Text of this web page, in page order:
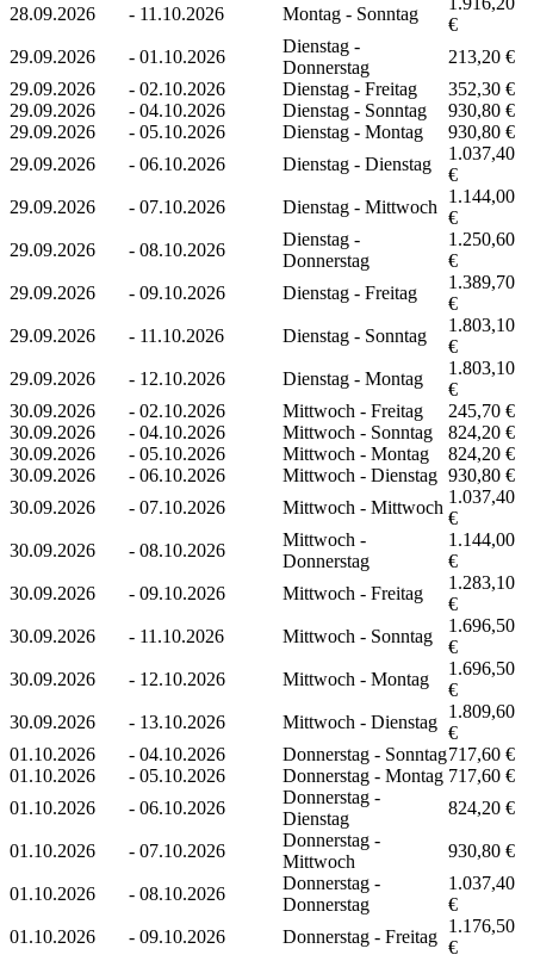
28.09.2026
- 11.10.2026 Montag - Sonntag
€
29.09.2026
- 01.10.2026
Dienstag -
Donnerstag
213,20 €
29.09.2026
- 02.10.2026 Dienstag - Freitag
352,30 €
29.09.2026
- 04.10.2026 Dienstag - Sonntag
930,80 €
29.09.2026
- 05.10.2026 Dienstag - Montag
930,80 €
29.09.2026
- 06.10.2026 Dienstag - Dienstag
1.037,40
€
29.09.2026
- 07.10.2026 Dienstag - Mittwoch
1.144,00
€
29.09.2026
- 08.10.2026
Dienstag -
Donnerstag
1.250,60
€
29.09.2026
- 09.10.2026 Dienstag - Freitag
1.389,70
€
29.09.2026
- 11.10.2026 Dienstag - Sonntag
1.803,10
€
29.09.2026
- 12.10.2026 Dienstag - Montag
1.803,10
€
30.09.2026
- 02.10.2026 Mittwoch - Freitag
245,70 €
30.09.2026
- 04.10.2026 Mittwoch - Sonntag
824,20 €
30.09.2026
- 05.10.2026 Mittwoch - Montag
824,20 €
30.09.2026
- 06.10.2026 Mittwoch - Dienstag 930,80 €
30.09.2026
- 07.10.2026 Mittwoch - Mittwoch
1.037,40
€
30.09.2026
- 08.10.2026
Mittwoch -
Donnerstag
1.144,00
€
30.09.2026
- 09.10.2026 Mittwoch - Freitag
1.283,10
€
30.09.2026
- 11.10.2026 Mittwoch - Sonntag
1.696,50
€
30.09.2026
- 12.10.2026 Mittwoch - Montag
1.696,50
€
30.09.2026
- 13.10.2026 Mittwoch - Dienstag
1.809,60
€
01.10.2026
- 04.10.2026 Donnerstag - Sonntag717,60 €
01.10.2026
- 05.10.2026 Donnerstag - Montag 717,60 €
01.10.2026
- 06.10.2026
Donnerstag -
Dienstag
824,20 €
01.10.2026 - 07.10.2026
Donnerstag -
Mittwoch
930,80 €
01.10.2026 - 08.10.2026
Donnerstag -
Donnerstag
1.037,40
€
01.10.2026
- 09.10.2026 Donnerstag - Freitag
1.176,50
€